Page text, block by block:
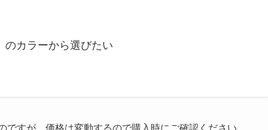
のカラーから選びたい
すが、価格は変動するので購入時にご確認ください。